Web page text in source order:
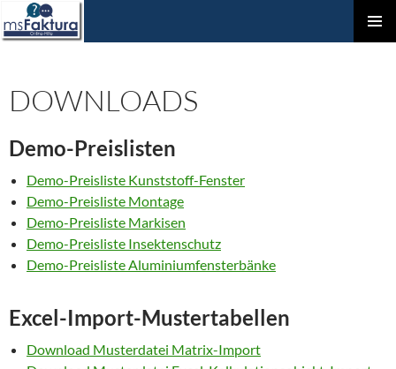
ZUM
DOWNLOADS
Demo-Preislisten
Demo-Preisliste Kunststoff-Fenster
Demo-Preisliste Montage
Demo-Preisliste Markisen
Demo-Preisliste Insektenschutz
Demo-Preisliste Aluminiumfensterbänke
Excel-Import-Mustertabellen
Download Musterdatei Matrix-Import